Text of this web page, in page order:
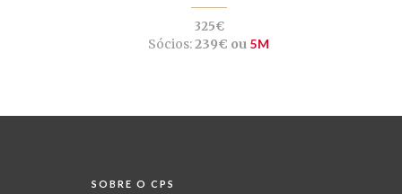
325€
Sócios:239€ ou 5M
SOBRE O CPS